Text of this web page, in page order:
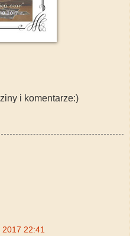
i komentarze:)
22:41